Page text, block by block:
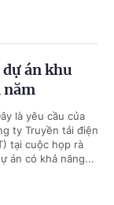
án khu
năm
là yêu cầu của
ty Truyền tải điện
tại cuộc họp rà
án có khả năng...